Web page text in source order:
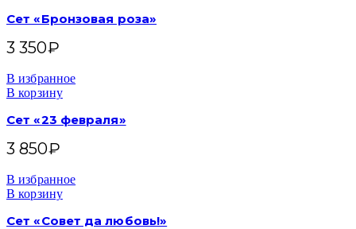
Сет «Бронзовая роза»
3 350₽
В избранное
В корзину
Сет «23 февраля»
3 850₽
В избранное
В корзину
Сет «Совет да любовь!»